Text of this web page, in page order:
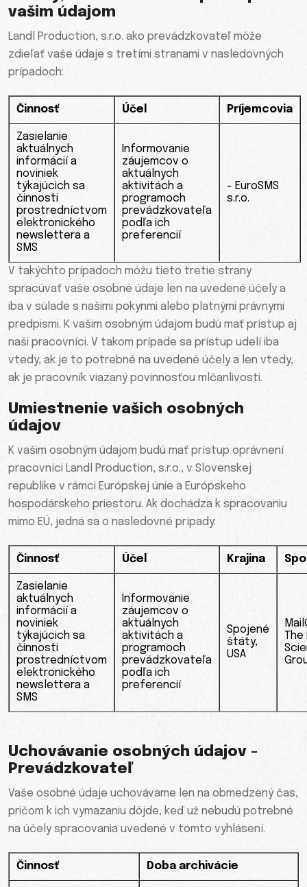
vašim údajom
Landl Production, s.r.o. ako prevádzkovateľ môže
zdieľať vaše údaje s tretími stranami v nasledovných
prípadoch:
Činnosť Účel Príjemcovia
Zasielanie
aktuálnych
informácií a
noviniek
týkajúcich sa
činnosti
prostredníctvom
elektronického
newslettera a
SMS
Informovanie
záujemcov o
aktuálnych
aktivitách a
programoch
prevádzkovateľa
podľa ich
preferencií
- EuroSMS
s.r.o.
V takýchto prípadoch môžu tieto tretie strany
spracúvať vaše osobné údaje len na uvedené účely a
iba v súlade s našimi pokynmi alebo platnými právnymi
predpismi. K vašim osobným údajom budú mať prístup aj
naši pracovníci. V takom prípade sa prístup udelí iba
vtedy, ak je to potrebné na uvedené účely a len vtedy,
ak je pracovník viazaný povinnosťou mlčanlivosti.
Umiestnenie vašich osobných
údajov
K vašim osobným údajom budú mať prístup oprávnení
pracovníci Landl Production, s.r.o., v Slovenskej
republike v rámci Európskej únie a Európskeho
hospodárskeho priestoru. Ak dochádza k spracovaniu
mimo EÚ, jedná sa o nasledovné prípady:
Činnosť Účel Krajina
Zasielanie
aktuálnych
informácií a
noviniek
týkajúcich sa
činnosti
prostredníctvom
elektronického
newslettera a
SMS
Informovanie
záujemcov o
aktuálnych
aktivitách a
programoch
prevádzkovateľa
podľa ich
preferencií
Spojené
štáty,
USA
The
Uchovávanie osobných údajov -
Prevádzkovateľ
Vaše osobné údaje uchovávame len na obmedzený čas,
pričom k ich vymazaniu dôjde, keď už nebudú potrebné
na účely spracovania uvedené v tomto vyhlásení.
Činnosť Doba archivácie